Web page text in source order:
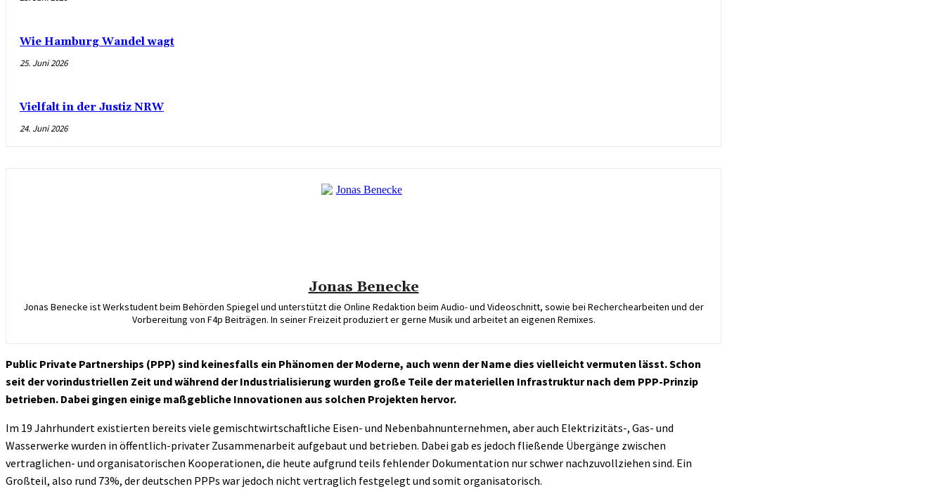
Wie Hamburg Wandel wagt
25. Juni 2026
Vielfalt in der Justiz NRW
24. Juni 2026
Jonas Benecke
Jonas Benecke ist Werkstudent beim Behörden Spiegel und unterstützt die Online Redaktion beim Audio- und Videoschnitt, sowie bei Recherchearbeiten und der
Vorbereitung von F4p Beiträgen. In seiner Freizeit produziert er gerne Musik und arbeitet an eigenen Remixes.
Public Private Partnerships (PPP) sind keinesfalls ein Phänomen der Moderne, auch wenn der Name dies vielleicht vermuten lässt. Schon
seit der vorindustriellen Zeit und während der Industrialisierung wurden große Teile der materiellen Infrastruktur nach dem PPP-Prinzip
betrieben. Dabei gingen einige maßgebliche Innovationen aus solchen Projekten hervor.
Im 19 Jahrhundert existierten bereits viele gemischtwirtschaftliche Eisen- und Nebenbahnunternehmen, aber auch Elektrizitäts-, Gas- und
Wasserwerke wurden in öffentlich-privater Zusammenarbeit aufgebaut und betrieben. Dabei gab es jedoch fließende Übergänge zwischen
vertraglichen- und organisatorischen Kooperationen, die heute aufgrund teils fehlender Dokumentation nur schwer nachzuvollziehen sind. Ein
Großteil, also rund 73%, der deutschen PPPs war jedoch nicht vertraglich festgelegt und somit organisatorisch.